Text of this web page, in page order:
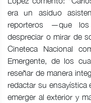
era un asiduo
reporteros —que los
despreciar o mirar de
Cineteca Nacional
Emergente, de los
reseñar de manera
redactar su
emerger al exterior y